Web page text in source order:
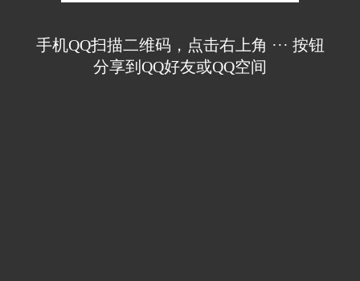
手机QQ扫描二维码，点击右上角 ··· 按钮
分享到QQ好友或QQ空间